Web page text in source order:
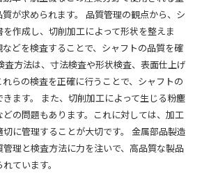
が求められます。 品質管理の観点から、シ
作成し、切削加工によって形状を整えま
どを検査することで、シャフトの品質を確
査方法は、寸法検査や形状検査、表面仕上げ
らの検査を正確に行うことで、シャフトの
ます。 また、切削加工によって生じる粉塵
の問題もあります。これに対しては、加工
に管理することが大切です。 金属部品製造
理と検査方法に力を注いで、高品質な製品
ています。